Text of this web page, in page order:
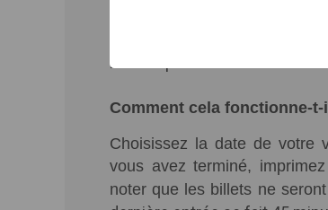
handicapés.
Comment cela fonctionne-t-
Choisissez la date de votre
vous avez terminé,
noter que les billets ne